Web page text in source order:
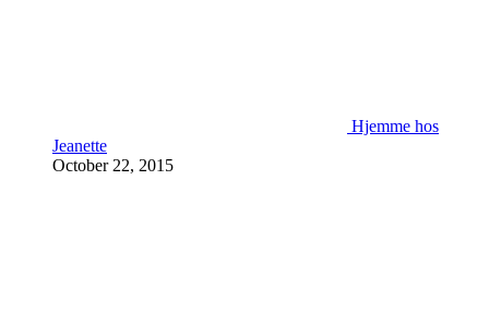
Hjemme hos
Jeanette
October 22, 2015